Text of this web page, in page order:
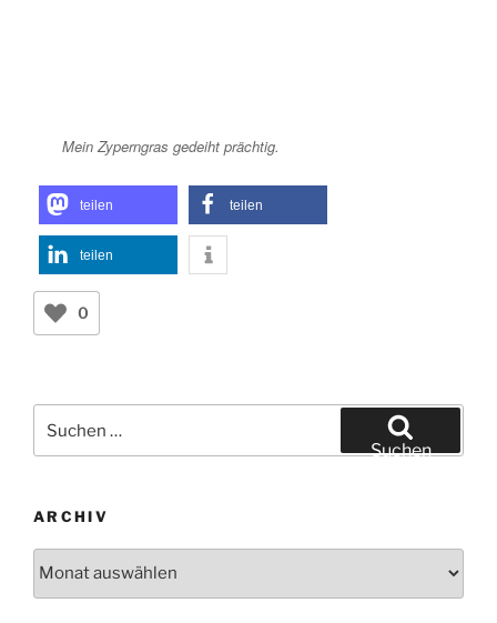
Mein Zyperngras gedeiht prächtig.
teilen teilen
teilen
0
nach:
Suchen
ARCHIV